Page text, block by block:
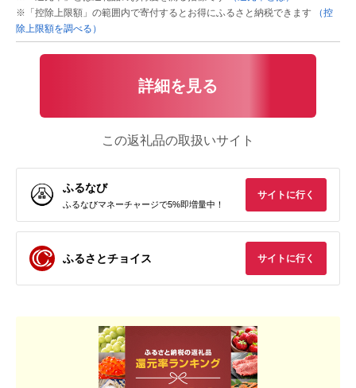
※「控除上限額」の範囲内で寄付するとお得にふるさと納税できます
（控
除上限額を調べる）
詳細を見る
この返礼品の取扱いサイト
ふるなび
ふるなびマネーチャージで5%即増量中！
サイトに行く
ふるさとチョイス サイトに行く